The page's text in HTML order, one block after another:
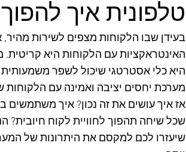
טלפונית איך
בעידן שבו הלקוחות מצפים לשירות
האינטראקציות עם הלקוחות היא
היא כלי אסטרטגי שיכול לשפר משמעותית
מערכת יחסים יציבה ואמינה עם הלקוחות
אז איך עושים את זה נכון? איך משתמשים
שכל שיחה תהפוך לחוויית לקוח חיובית?
שיעזרו לכם למקסם את היתרונות של